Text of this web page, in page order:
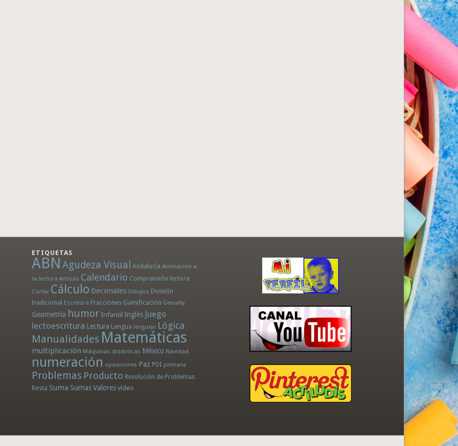
ETIQUETAS
ABN Agudeza Visual Andalucía Animación a
la lectura Artículo Calendario Comprensión lectora
Contar Cálculo Decimales Dibujos División
tradicional Escritura Fracciones Gamificación Genially
Geometría humor Infantil Inglés Juego
lectoescritura Lectura Lengua lenguaje Lógica
Manualidades Matemáticas
multiplicación Máquinas didácticas México Navidad
numeración operaciones Paz PDI primaria
Problemas Producto Resolución de Problemas
Resta Suma SumasValores vídeo